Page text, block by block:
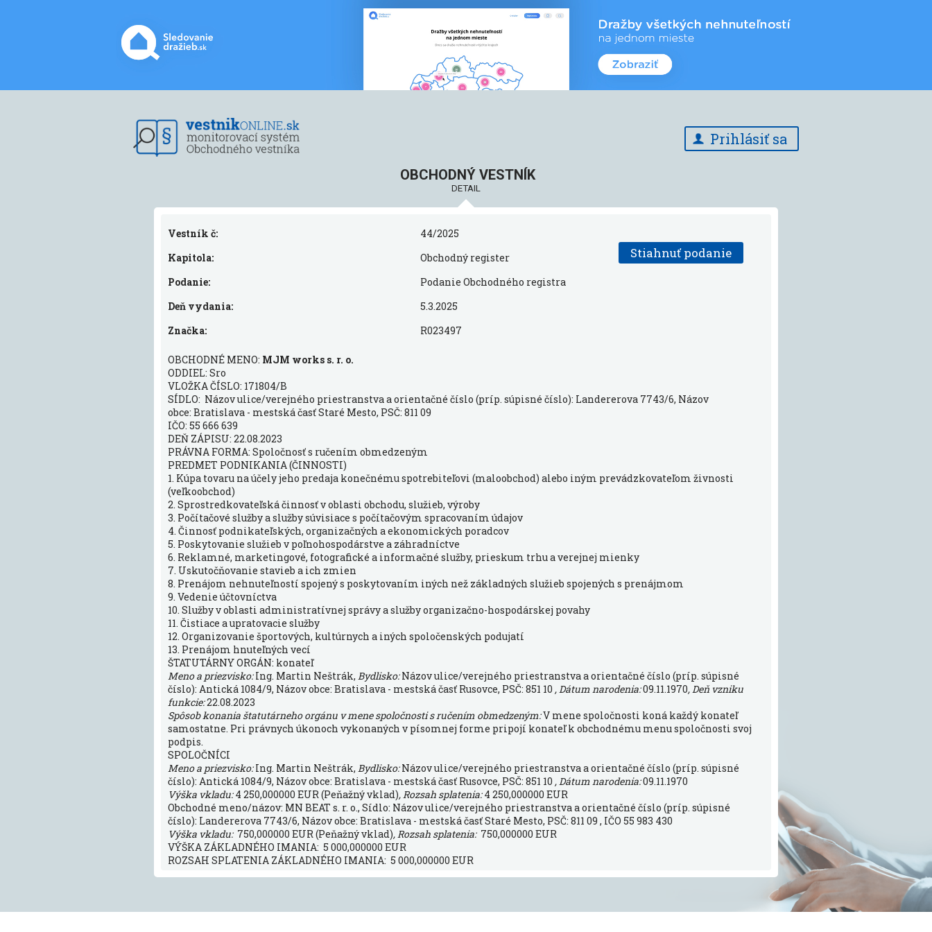
Prihlásiť sa
OBCHODNÝ VESTNÍK
DETAIL
Stiahnuť podanie
Vestník č:
44/2025
Kapitola:
Obchodný register
Podanie:
Podanie Obchodného registra
Deň vydania:
5.3.2025
Značka:
R023497
OBCHODNÉ MENO: MJM works s. r. o.
ODDIEL: Sro
VLOŽKA ČÍSLO: 171804/B
SÍDLO: Názov ulice/verejného priestranstva a orientačné číslo (príp. súpisné číslo): Landererova 7743/6, Názov
obce: Bratislava - mestská časť Staré Mesto, PSČ: 811 09
IČO: 55 666 639
DEŇ ZÁPISU: 22.08.2023
PRÁVNA FORMA: Spoločnosť s ručením obmedzeným
PREDMET PODNIKANIA (ČINNOSTI)
1. Kúpa tovaru na účely jeho predaja konečnému spotrebiteľovi (maloobchod) alebo iným prevádzkovateľom živnosti
(veľkoobchod)
2. Sprostredkovateľská činnosť v oblasti obchodu, služieb, výroby
3. Počítačové služby a služby súvisiace s počítačovým spracovaním údajov
4. Činnosť podnikateľských, organizačných a ekonomických poradcov
5. Poskytovanie služieb v poľnohospodárstve a záhradníctve
6. Reklamné, marketingové, fotografické a informačné služby, prieskum trhu a verejnej mienky
7. Uskutočňovanie stavieb a ich zmien
8. Prenájom nehnuteľností spojený s poskytovaním iných než základných služieb spojených s prenájmom
9. Vedenie účtovníctva
10. Služby v oblasti administratívnej správy a služby organizačno-hospodárskej povahy
11. Čistiace a upratovacie služby
12. Organizovanie športových, kultúrnych a iných spoločenských podujatí
13. Prenájom hnuteľných vecí
ŠTATUTÁRNY ORGÁN: konateľ
Meno a priezvisko:Ing. Martin Neštrák, Bydlisko:Názov ulice/verejného priestranstva a orientačné číslo (príp. súpisné
číslo): Antická 1084/9, Názov obce: Bratislava - mestská časť Rusovce, PSČ: 851 10 , Dátum narodenia:09.11.1970, Deň vzniku
funkcie:22.08.2023
Spôsob konania štatutárneho orgánu v mene spoločnosti s ručením obmedzeným:V mene spoločnosti koná každý konateľ
samostatne. Pri právnych úkonoch vykonaných v písomnej forme pripojí konateľ k obchodnému menu spoločnosti svoj
podpis.
SPOLOČNÍCI
Meno a priezvisko:Ing. Martin Neštrák, Bydlisko:Názov ulice/verejného priestranstva a orientačné číslo (príp. súpisné
číslo): Antická 1084/9, Názov obce: Bratislava - mestská časť Rusovce, PSČ: 851 10 , Dátum narodenia:09.11.1970
Výška vkladu:4 250,000000 EUR (Peňažný vklad), Rozsah splatenia:4 250,000000 EUR
Obchodné meno/názov: MN BEAT s. r. o., Sídlo: Názov ulice/verejného priestranstva a orientačné číslo (príp. súpisné
číslo): Landererova 7743/6, Názov obce: Bratislava - mestská časť Staré Mesto, PSČ: 811 09 , IČO 55 983 430
Výška vkladu:750,000000 EUR (Peňažný vklad), Rozsah splatenia:750,000000 EUR
VÝŠKA ZÁKLADNÉHO IMANIA: 5 000,000000 EUR
ROZSAH SPLATENIA ZÁKLADNÉHO IMANIA: 5 000,000000 EUR